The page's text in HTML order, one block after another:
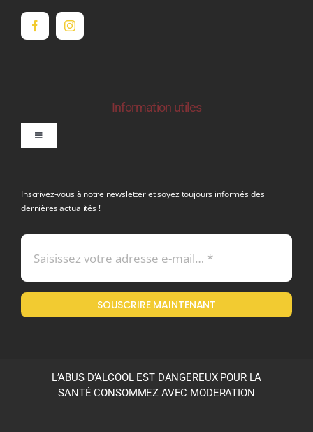
Information utiles
Toggle
Mentions légales
Politique en matière de remboursements et de retours
Inscrivez-vous à notre newsletter et soyez toujours informés des
dernières actualités !
SOUSCRIRE MAINTENANT
L’ABUS D’ALCOOL EST DANGEREUX POUR LA
SANTÉ CONSOMMEZ AVEC MODERATION